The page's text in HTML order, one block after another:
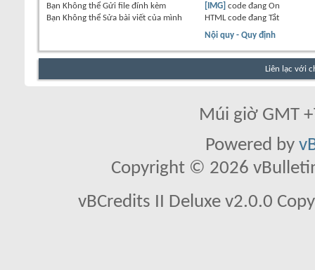
Bạn Không thể Gửi file đính kèm
Bạn Không thể Sửa bài viết của mình
[IMG] code đang On
HTML code đang Tắt
Nội quy - Quy định
Liên lạc với
Múi giờ GMT
Powered by
Copyright © 2026
vBCredits II Deluxe v2.0.0